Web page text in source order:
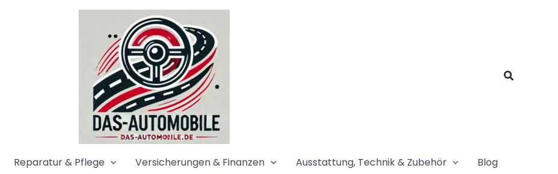
Suchen
Reparatur & Pflege Versicherungen & Finanzen Ausstattung, Technik & Zubehör Blog